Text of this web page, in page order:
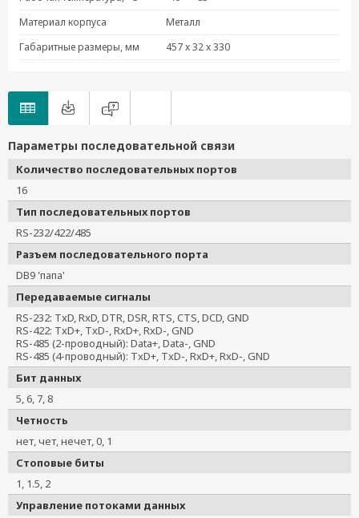
Материал корпуса
Металл
Габаритные размеры, мм
457 x 32 x 330
Параметры последовательной связи
Количество последовательных портов
16
Тип последовательных портов
RS-232/422/485
Разъем последовательного порта
DB9 'папа'
Передаваемые сигналы
RS-232: TxD, RxD, DTR, DSR, RTS, CTS, DCD, GND
RS-422: TxD+, TxD-, RxD+, RxD-, GND
RS-485 (2-проводный): Data+, Data-, GND
RS-485 (4-проводный): TxD+, TxD-, RxD+, RxD-, GND
Бит данных
5, 6, 7, 8
Четность
нет, чет, нечет, 0, 1
Стоповые биты
1, 1.5, 2
Управление потоками данных